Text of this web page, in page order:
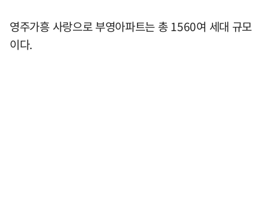
영주가흥 사랑으로 부영아파트는 총 1560여 세대 규모
이다.